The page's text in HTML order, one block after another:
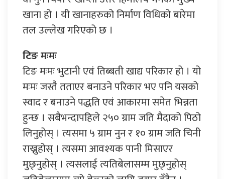
खाना हो । यी खानाहरुको निर्माण विधिको बारेमा
तल उल्लेख गरिएको छ ।
टिङ मःमः
टिङ मःमः भुटानी एवं तिब्बती खाद्य परिकार हो । यो
मःमः जस्तै तताएर बनाउने परिकार भए पनि यसको
स्वाद र बनाउने पद्धति एवं आकारमा समेत भिन्नता
हुन्छ । सबैभन्दापहिले २५० ग्राम जति मैदाको पिठो
लिनुहोस् । त्यसमा ५ ग्राम नुन र १० ग्राम जति चिनी
राख्नुहोस् । त्यसमा आवश्यक पानी मिसाएर
मुछ्नुहोस् । त्यसलाई त्यतिबेलासम्म मुछ्नुहोस्